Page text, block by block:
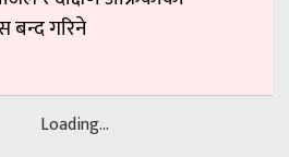
बन्द गरिने
Loading...